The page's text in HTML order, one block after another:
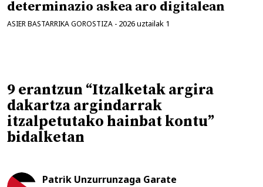
determinazio askea aro digitalean
ASIER BASTARRIKA GOROSTIZA - 2026 uztailak 1
9 erantzun “Itzalketak argira
dakartza argindarrak
itzalpetutako hainbat kontu”
bidalketan
Patrik Unzurrunzaga Garate